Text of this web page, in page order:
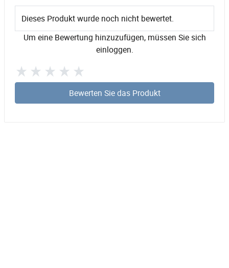
Dieses Produkt wurde noch nicht bewertet.
Um eine Bewertung hinzuzufügen, müssen Sie sich
einloggen.
Bewerten Sie das Produkt